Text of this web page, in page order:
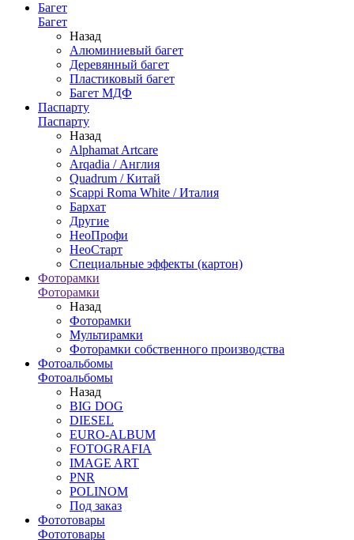
Багет
Багет
Назад
Алюминиевый багет
Деревянный багет
Пластиковый багет
Багет МДФ
Паспарту
Паспарту
Назад
Alphamat Artcare
Arqadia / Англия
Quadrum / Китай
Scappi Roma White / Италия
Бархат
Другие
НеоПрофи
НеоСтарт
Специальные эффекты (картон)
Фоторамки
Фоторамки
Назад
Фоторамки
Мультирамки
Фоторамки собственного производства
Фотоальбомы
Фотоальбомы
Назад
BIG DOG
DIESEL
EURO-ALBUM
FOTOGRAFIA
IMAGE ART
PNR
POLINOM
Под заказ
Фототовары
Фототовары